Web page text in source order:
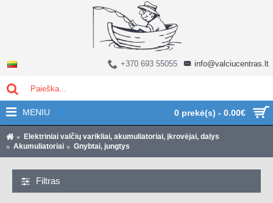
0 prekė(s) - 0.00€
+370 693 55055 info@valciucentras.lt
MENIU
Elektriniai valčių varikliai, akumuliatoriai, įkrovėjai, dalys
Akumuliatoriai
Gnybtai, jungtys
Filtras